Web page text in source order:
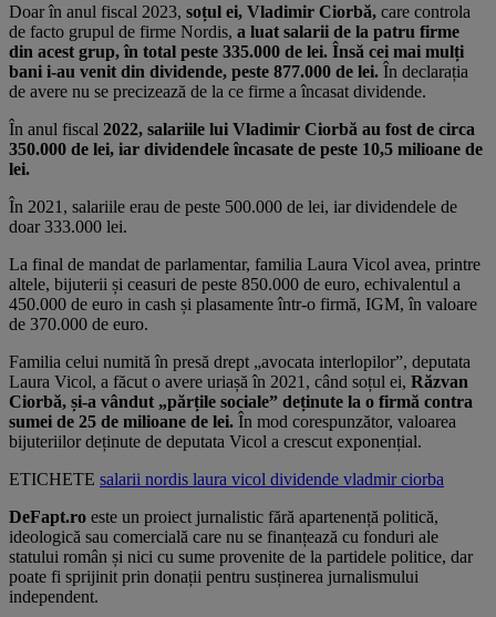
Doar în anul fiscal 2023, soțul ei, Vladimir Ciorbă, care controla
de facto grupul de firme Nordis, a luat salarii de la patru firme
din acest grup, în total peste 335.000 de lei. Însă cei mai mulți
bani i-au venit din dividende, peste 877.000 de lei. În declarația
de avere nu se precizează de la ce firme a încasat dividende.
În anul fiscal 2022, salariile lui Vladimir Ciorbă au fost de circa
350.000 de lei, iar dividendele încasate de peste 10,5 milioane de
lei.
În 2021, salariile erau de peste 500.000 de lei, iar dividendele de
doar 333.000 lei.
La final de mandat de parlamentar, familia Laura Vicol avea, printre
altele, bijuterii și ceasuri de peste 850.000 de euro, echivalentul a
450.000 de euro in cash și plasamente într-o firmă, IGM, în valoare
de 370.000 de euro.
Familia celui numită în presă drept „avocata interlopilor”, deputata
Laura Vicol, a făcut o avere uriașă în 2021, când soțul ei, Răzvan
Ciorbă, și-a vândut „părțile sociale” deținute la o firmă contra
sumei de 25 de milioane de lei. În mod corespunzător, valoarea
bijuteriilor deținute de deputata Vicol a crescut exponențial.
ETICHETE salarii nordis laura vicol dividende vladmir ciorba
DeFapt.ro este un proiect jurnalistic fără apartenență politică,
ideologică sau comercială care nu se finanțează cu fonduri ale
statului român și nici cu sume provenite de la partidele politice, dar
poate fi sprijinit prin donații pentru susținerea jurnalismului
independent.